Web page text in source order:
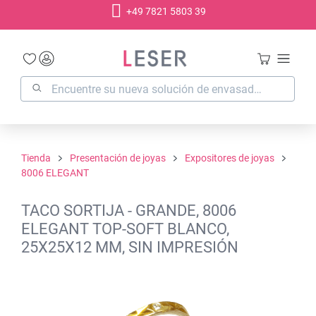
+49 7821 5803 39
Tienda Presentación de joyas
Expositores de joyas
8006 ELEGANT
TACO SORTIJA - GRANDE, 8006
ELEGANT TOP-SOFT BLANCO,
25X25X12 MM, SIN IMPRESIÓN